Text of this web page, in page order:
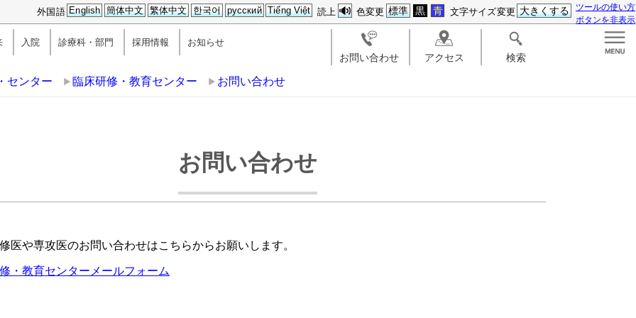
ツールの使い方
ボタンを非表示
文字サイズ変更 大きくする
色変更 標準 黒 青
読上
外国語 English 簡体中文 繁体中文 한국어 русский Tiếng Việt
入院 診療科・部門 採用情報 お知らせ
お問い合わせ アクセス 検索
センター 臨床研修・教育センター お問い合わせ
お問い合わせ
医や専攻医のお問い合わせはこちらからお願いします。
・教育センターメールフォーム